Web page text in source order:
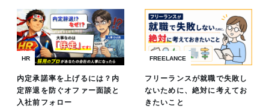
HR
内定承諾率を上げるには？内
定辞退を防ぐオファー面談と
入社前フォロー
FREELANCE
フリーランスが就職で失敗し
ないために、絶対に考えてお
きたいこと